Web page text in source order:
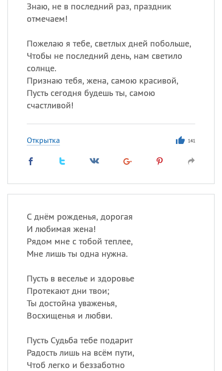
Знаю, не в последний раз, праздник
отмечаем!
Пожелаю я тебе, светлых дней побольше,
Чтобы не последний день, нам светило
солнце.
Признаю тебя, жена, самою красивой,
Пусть сегодня будешь ты, самою
счастливой!
Открытка 141
С днём рожденья, дорогая
И любимая жена!
Рядом мне с тобой теплее,
Мне лишь ты одна нужна.
Пусть в веселье и здоровье
Протекают дни твои;
Ты достойна уваженья,
Восхищенья и любви.
Пусть Судьба тебе подарит
Радость лишь на всём пути,
Чтоб легко и беззаботно
Сегодня празднуют именины
Еще
Антонина,Еще
происхождение